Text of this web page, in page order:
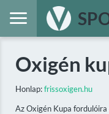
Oxigén
Honlap:frissoxigen.hu
Az Oxigén Kupa